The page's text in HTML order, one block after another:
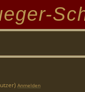
Anmelden